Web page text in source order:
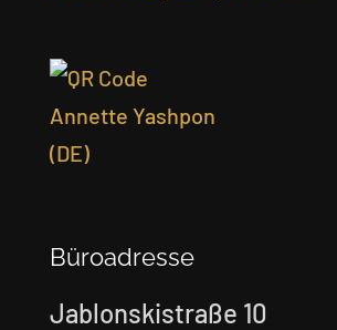
Büroadresse
Jablonskistraße 10